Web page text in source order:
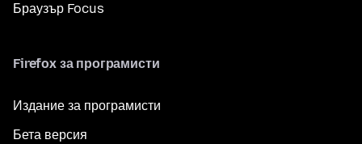
Браузър Focus
Firefox за програмисти
Издание за програмисти
Бета версия